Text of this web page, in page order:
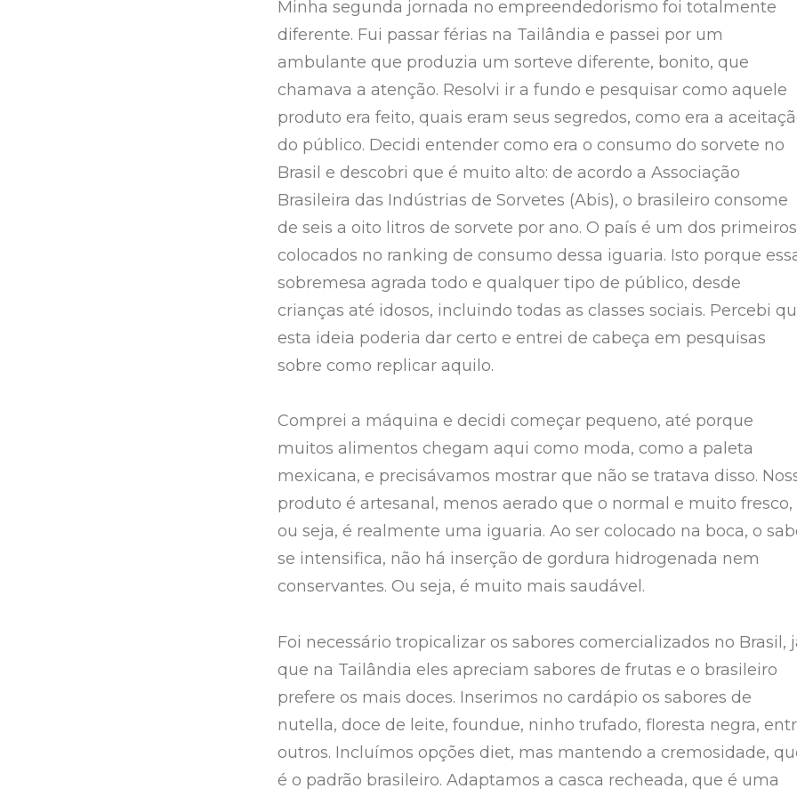
Minha segunda jornada no empreendedorismo foi totalmente
diferente. Fui passar férias na Tailândia e passei por um
ambulante que produzia um sorteve diferente, bonito, que
chamava a atenção. Resolvi ir a fundo e pesquisar como aquele
produto era feito, quais eram seus segredos, como era a
do público. Decidi entender como era o consumo do sorvete no
Brasil e descobri que é muito alto: de acordo a Associação
Brasileira das Indústrias de Sorvetes (Abis), o brasileiro consome
de seis a oito litros de sorvete por ano. O país é um dos primeiros
colocados no ranking de consumo dessa iguaria. Isto porque
sobremesa agrada todo e qualquer tipo de público, desde
crianças até idosos, incluindo todas as classes sociais. Percebi
esta ideia poderia dar certo e entrei de cabeça em pesquisas
sobre como replicar aquilo.
Comprei a máquina e decidi começar pequeno, até porque
muitos alimentos chegam aqui como moda, como a paleta
mexicana, e precisávamos mostrar que não se tratava disso.
produto é artesanal, menos aerado que o normal e muito fresco,
ou seja, é realmente uma iguaria. Ao ser colocado na boca, o
se intensifica, não há inserção de gordura hidrogenada nem
conservantes. Ou seja, é muito mais saudável.
Foi necessário tropicalizar os sabores comercializados no Brasil,
que na Tailândia eles apreciam sabores de frutas e o brasileiro
prefere os mais doces. Inserimos no cardápio os sabores de
nutella, doce de leite, foundue, ninho trufado, floresta negra,
outros. Incluímos opções diet, mas mantendo a cremosidade,
é o padrão brasileiro. Adaptamos a casca recheada, que é uma